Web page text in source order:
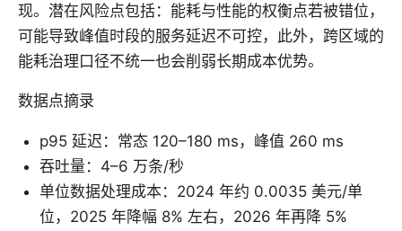
现。潜在风险点包括：能耗与性能的权衡点若被错位，
可能导致峰值时段的服务延迟不可控，此外，跨区域的
能耗治理口径不统一也会削弱长期成本优势。
数据点摘录
p95 延迟：常态 120–180 ms，峰值 260 ms
吞吐量：4–6 万条/秒
单位数据处理成本：2024 年约 0.0035 美元/单
位，2025 年降幅 8% 左右，2026 年再降 5%